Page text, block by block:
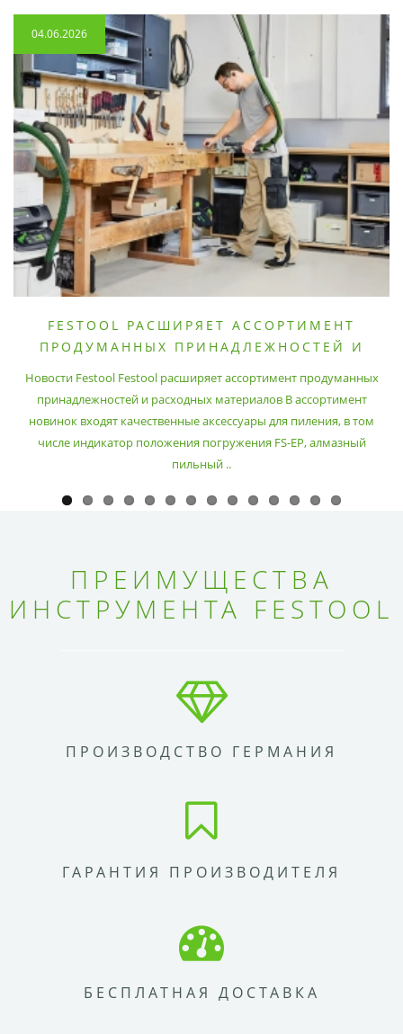
04.06.2026
FESTOOL РАСШИРЯЕТ АССОРТИМЕНТ
ПРОДУМАННЫХ ПРИНАДЛЕЖНОСТЕЙ И
Новости Festool Festool расширяет ассортимент продуманных
принадлежностей и расходных материалов В ассортимент
новинок входят качественные аксессуары для пиления, в том
числе индикатор положения погружения FS-EP, алмазный
пильный ..
ПРЕИМУЩЕСТВА
ИНСТРУМЕНТА FESTOOL
ПРОИЗВОДСТВО ГЕРМАНИЯ
ГАРАНТИЯ ПРОИЗВОДИТЕЛЯ
БЕСПЛАТНАЯ ДОСТАВКА